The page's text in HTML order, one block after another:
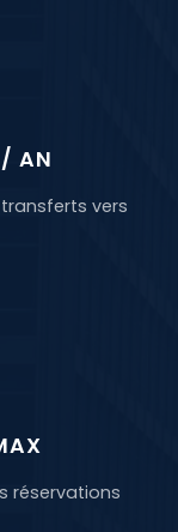
/ AN
vers
réservations